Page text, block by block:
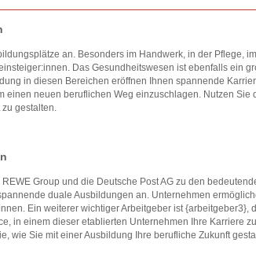
an. Besonders im Handwerk, in der Pflege,
Das Gesundheitswesen ist ebenfalls ein
in diesen Bereichen eröffnen Ihnen spannende
einen neuen beruflichen Weg einzuschlagen. Nutzen Sie
gestalten.
Group und die Deutsche Post AG zu den
duale Ausbildungen an. Unternehmen
Ein weiterer wichtiger Arbeitgeber ist {arbeitgeber3},
in einem dieser etablierten Unternehmen Ihre Karriere
wie Sie mit einer Ausbildung Ihre berufliche Zukunft